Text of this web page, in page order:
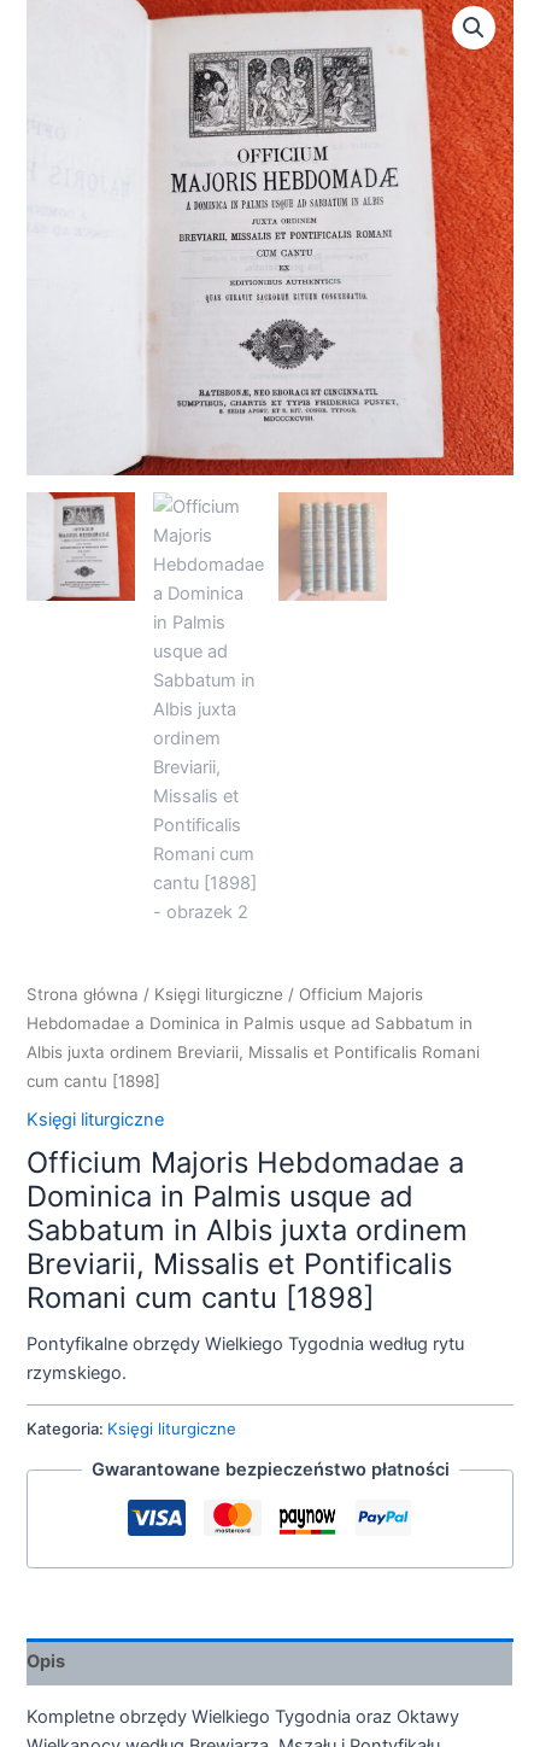
Strona główna / Księgi liturgiczne / Officium Majoris
Hebdomadae a Dominica in Palmis usque ad Sabbatum in
Albis juxta ordinem Breviarii, Missalis et Pontificalis Romani
cum cantu [1898]
Księgi liturgiczne
Officium Majoris Hebdomadae a
Dominica in Palmis usque ad
Sabbatum in Albis juxta ordinem
Breviarii, Missalis et Pontificalis
Romani cum cantu [1898]
Pontyfikalne obrzędy Wielkiego Tygodnia według rytu
rzymskiego.
Kategoria: Księgi liturgiczne
Gwarantowane bezpieczeństwo płatności
Opis
Kompletne obrzędy Wielkiego Tygodnia oraz Oktawy